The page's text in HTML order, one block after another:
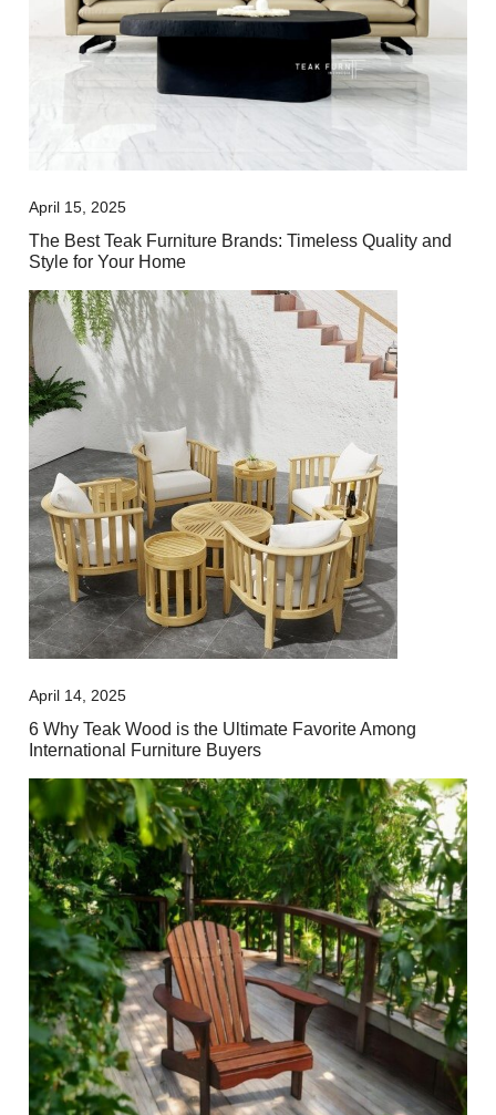
April 15, 2025
The Best Teak Furniture Brands: Timeless Quality and
Style for Your Home
April 14, 2025
6 Why Teak Wood is the Ultimate Favorite Among
International Furniture Buyers